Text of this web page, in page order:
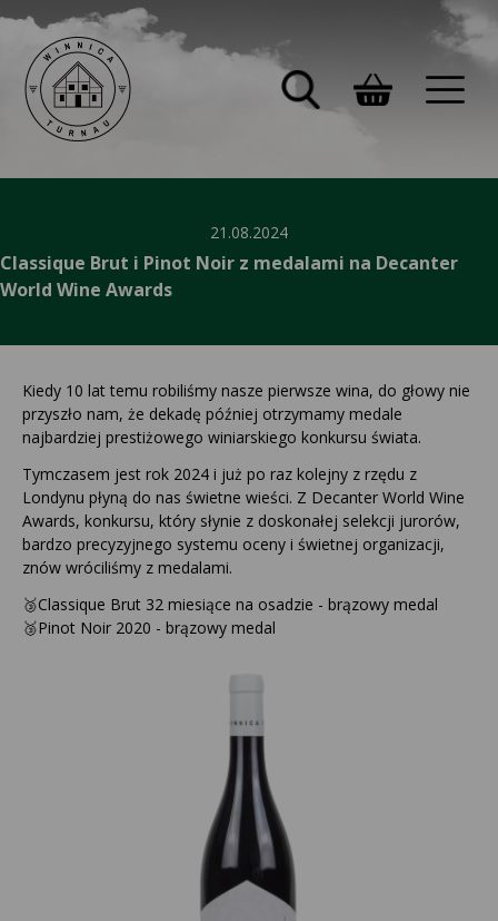
21.08.2024
Classique Brut i Pinot Noir z medalami na Decanter
World Wine Awards
Kiedy 10 lat temu robiliśmy nasze pierwsze wina, do głowy nie
przyszło nam, że dekadę później otrzymamy medale
najbardziej prestiżowego winiarskiego konkursu świata.
Tymczasem jest rok 2024 i już po raz kolejny z rzędu z
Londynu płyną do nas świetne wieści. Z Decanter World Wine
Awards, konkursu, który słynie z doskonałej selekcji jurorów,
bardzo precyzyjnego systemu oceny i świetnej organizacji,
znów wróciliśmy z medalami.
🥉Classique Brut 32 miesiące na osadzie - brązowy medal
🥉Pinot Noir 2020 - brązowy medal